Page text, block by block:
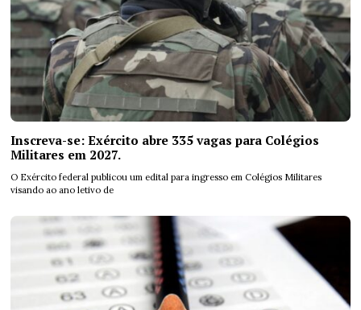
Inscreva-se: Exército abre 335 vagas para Colégios
Militares em 2027.
O Exército federal publicou um edital para ingresso em Colégios Militares
visando ao ano letivo de